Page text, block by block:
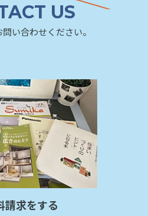
US
い合わせください。
請求をする